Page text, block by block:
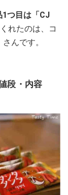
1つ目は「CJ
れたのは、コ
んです。
段・内容